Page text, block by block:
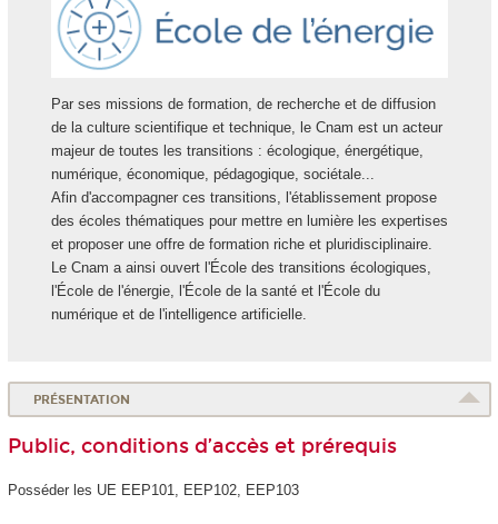
Par ses missions de formation, de recherche et de diffusion
de la culture scientifique et technique, le Cnam est un acteur
majeur de toutes les transitions : écologique, énergétique,
numérique, économique, pédagogique, sociétale...
Afin d'accompagner ces transitions, l'établissement propose
des écoles thématiques pour mettre en lumière les expertises
et proposer une offre de formation riche et pluridisciplinaire.
Le Cnam a ainsi ouvert l'École des transitions écologiques,
l'École de l'énergie, l'École de la santé et l'École du
numérique et de l'intelligence artificielle.
PRÉSENTATION
Public, conditions d’accès et prérequis
Posséder les UE EEP101, EEP102, EEP103